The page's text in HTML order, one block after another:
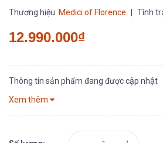
Thương hiệu: Medici of Florence Tình
12.990.000₫
Thông tin sản phẩm đang được cập nhật
Xem thêm